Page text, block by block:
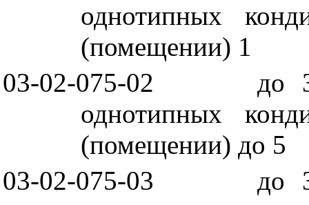
однотипных
(помещении) 1
03-02-075-02
до
однотипных
(помещении) до 5
03-02-075-03
до